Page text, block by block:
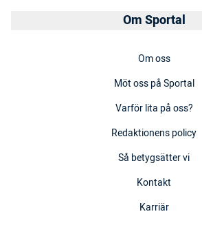
Om Sportal
Om oss
Möt oss på Sportal
Varför lita på oss?
Redaktionens policy
Så betygsätter vi
Kontakt
Karriär